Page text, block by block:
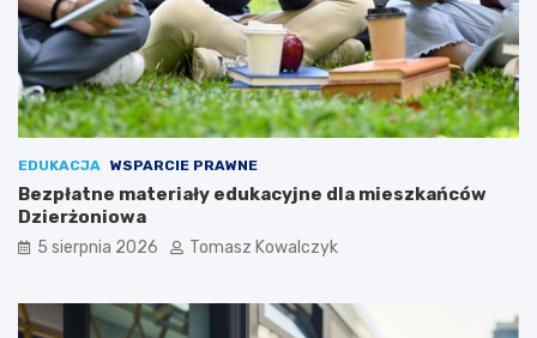
EDUKACJA WSPARCIE PRAWNE
Bezpłatne materiały edukacyjne dla mieszkańców
Dzierżoniowa
5 sierpnia 2026 Tomasz Kowalczyk